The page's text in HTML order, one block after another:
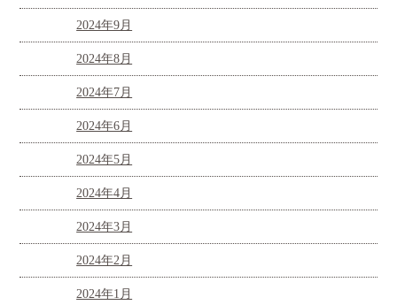
2024年9月
2024年8月
2024年7月
2024年6月
2024年5月
2024年4月
2024年3月
2024年2月
2024年1月